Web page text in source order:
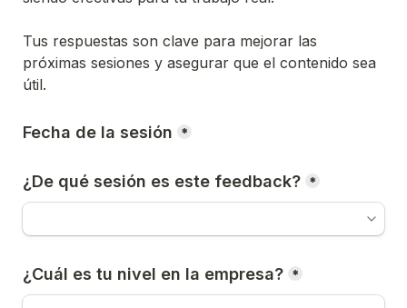
Tus respuestas son clave para mejorar las
próximas sesiones y asegurar que el contenido sea
útil.
Fecha de la sesión *
¿De qué sesión es este feedback? *
¿Cuál es tu nivel en la empresa? *